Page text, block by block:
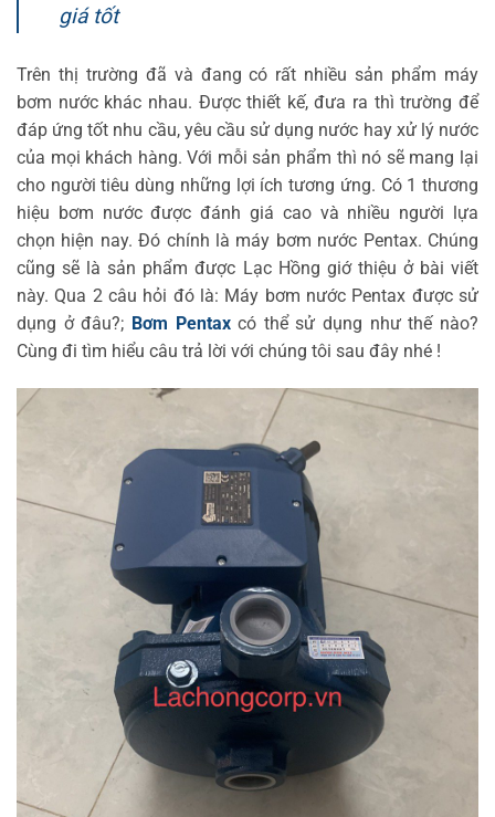
giá tốt
Trên thị trường đã và đang có rất nhiều sản phẩm máy
bơm nước khác nhau. Được thiết kế, đưa ra thì trường để
đáp ứng tốt nhu cầu, yêu cầu sử dụng nước hay xử lý nước
của mọi khách hàng. Với mỗi sản phẩm thì nó sẽ mang lại
cho người tiêu dùng những lợi ích tương ứng. Có 1 thương
hiệu bơm nước được đánh giá cao và nhiều người lựa
chọn hiện nay. Đó chính là máy bơm nước Pentax. Chúng
cũng sẽ là sản phẩm được Lạc Hồng giớ thiệu ở bài viết
này. Qua 2 câu hỏi đó là: Máy bơm nước Pentax được sử
dụng ở đâu?; Bơm Pentaxcó thể sử dụng như thế nào?
Cùng đi tìm hiểu câu trả lời với chúng tôi sau đây nhé !